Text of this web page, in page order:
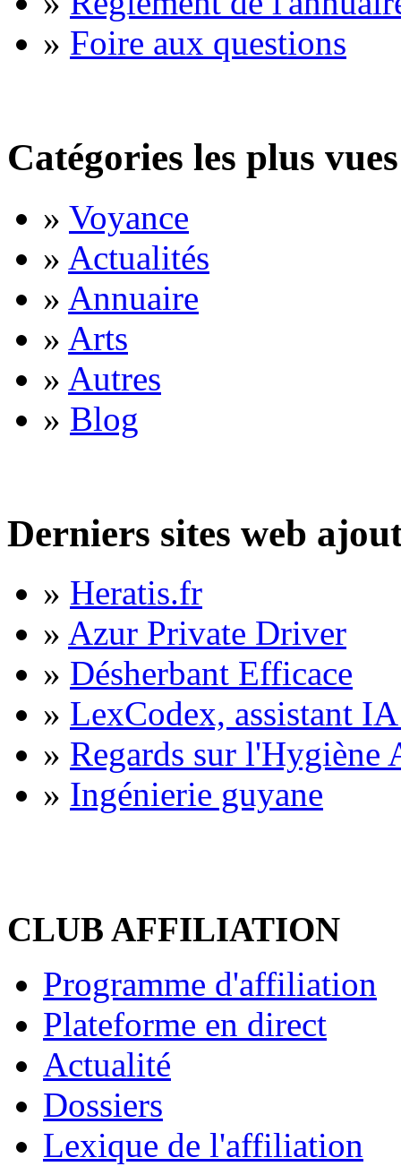
» Foire aux questions
Catégories les plus vues
» Voyance
» Actualités
» Annuaire
» Arts
» Autres
» Blog
Derniers sites web
» Heratis.fr
» Azur Private Driver
» Désherbant Efficace
» LexCodex, assistant
» Regards sur l'Hygiène
» Ingénierie guyane
CLUB AFFILIATION
Programme d'affiliation
Plateforme en direct
Actualité
Dossiers
Lexique de l'affiliation